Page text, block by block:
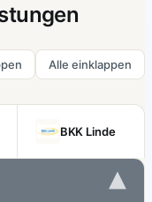
Alle einklappen
BKK Linde
▾